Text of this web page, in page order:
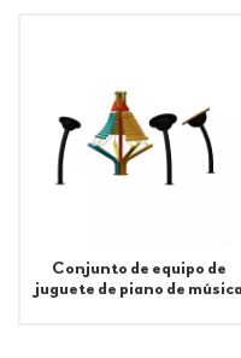
Conjunto de equipo de
juguete de piano de música